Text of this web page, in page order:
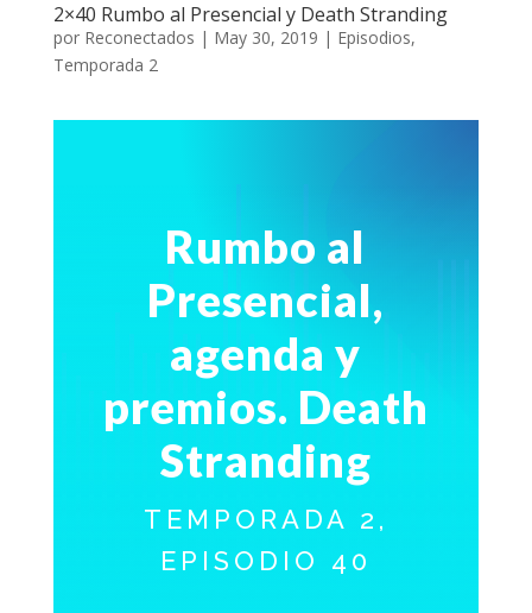
2×40 Rumbo al Presencial y Death Stranding
por Reconectados | May 30, 2019 | Episodios,
Temporada 2
Rumbo al
Presencial,
agenda y
premios. Death
Stranding
TEMPORADA 2,
EPISODIO 40